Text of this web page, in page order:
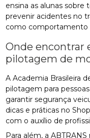
ensina as alunas sobre
prevenir acidentes no
como comportamento
Onde encontrar
pilotagem de
A Academia Brasileira
pilotagem para
garantir segurança
dicas e práticas no
com o auxílio de
Para além, a